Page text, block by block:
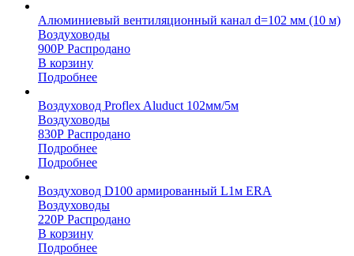
Алюминиевый вентиляционный канал d=102 мм (10 м)
Воздуховоды
900Р Распродано
В корзину
Подробнее
Воздуховод Proflex Aluduct 102мм/5м
Воздуховоды
830Р Распродано
Подробнее
Подробнее
Воздуховод D100 армированный L1м ERA
Воздуховоды
220Р Распродано
В корзину
Подробнее